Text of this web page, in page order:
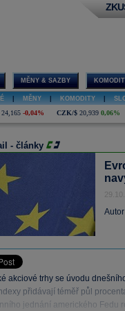
MĚNY & SAZBY
MĚNY KOMODITY
24,165 -0,04% CZK/$ 20,939 0,06%
- články
akciové trhy se úvodu
přidávají téměř půl
jednání amerického Fedu